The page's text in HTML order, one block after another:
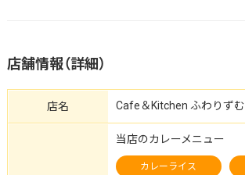
店舗情報（詳細）
店名 Cafe＆Kitchen ふわりずむ
当店のカレーメニュー
カレーライス